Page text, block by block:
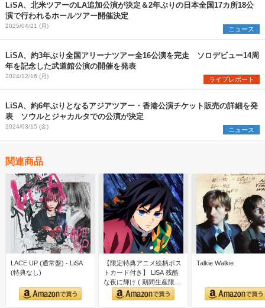
LiSA、北米ツアーのLA追加公演が決定＆2年ぶりの日本全国17カ所18公
演で行われるホールツアー開催決定
2025/04/21 (月) ニュース
LiSA、約3年ぶり全国アリーナツアー全16公演を完走 ソロデビュー14周
年を記念した武道館公演の開催を発表
2024/12/16 (月) ライブレポート
LiSA、約6年ぶりとなるアジアツアー・香港公演チケット販売の詳細を発
表 ソウルとジャカルタでの公演が決定
2024/03/15 (金) ニュース
関連商品
LACE UP (通常盤) - LiSA
(特典なし)
【限定特典アニメ絵柄ポス
トカード付き】 LiSA 残酷
な夜に輝け ( 期間生産限定
盤 CD＋Blu…
Talkie Walkie